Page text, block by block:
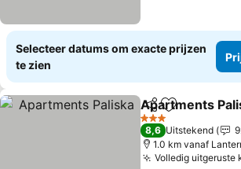
Selecteer datums om exacte prijzen
te zien
DelenToevoegen
Apartments
3 Sterren
8,6 Uitstekend
1.0 km vanaf
Volledig uitgeruste